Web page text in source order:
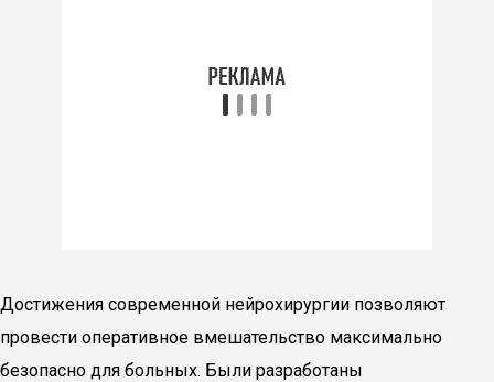
Достижения современной нейрохирургии позволяют
провести оперативное вмешательство максимально
безопасно для больных. Были разработаны